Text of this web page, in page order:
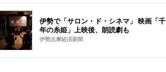
伊勢で「サロン・ド・シネマ」 映画「千
年の糸姫」上映後、朗読劇も
伊勢志摩経済新聞